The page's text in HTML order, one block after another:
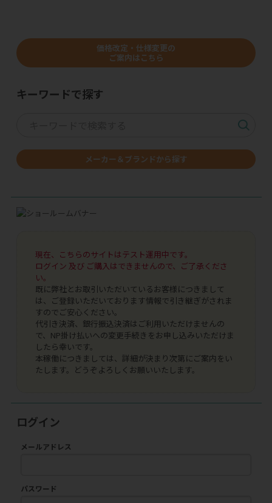
価格改定・仕様変更の
ご案内はこちら
キーワードで探す
メーカー＆ブランドから探す
現在、こちらのサイトはテスト運用中です。
ログイン 及び ご購入はできませんので、ご了承くださ
い。
既に弊社とお取引いただいているお客様につきまして
は、ご登録いただいております情報で引き継ぎがされま
すのでご安心ください。
代引き決済、銀行振込決済はご利用いただけませんの
で、NP掛け払いへの変更手続きをお申し込みいただけま
したら幸いです。
本稼働につきましては、詳細が決まり次第にご案内をい
たします。どうぞよろしくお願いいたします。
ログイン
メールアドレス
パスワード